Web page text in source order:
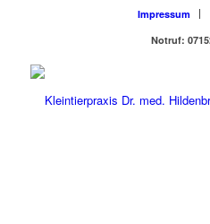
Impressum
Notruf: